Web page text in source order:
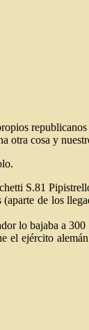
cosa y
S.81
de los
lo bajaba a
ejército